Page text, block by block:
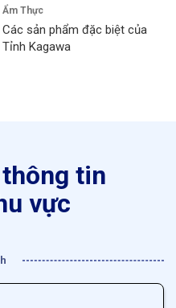
Ẩm Thực
Các sản phẩm đặc biệt của
Tỉnh Kagawa
tin
vực